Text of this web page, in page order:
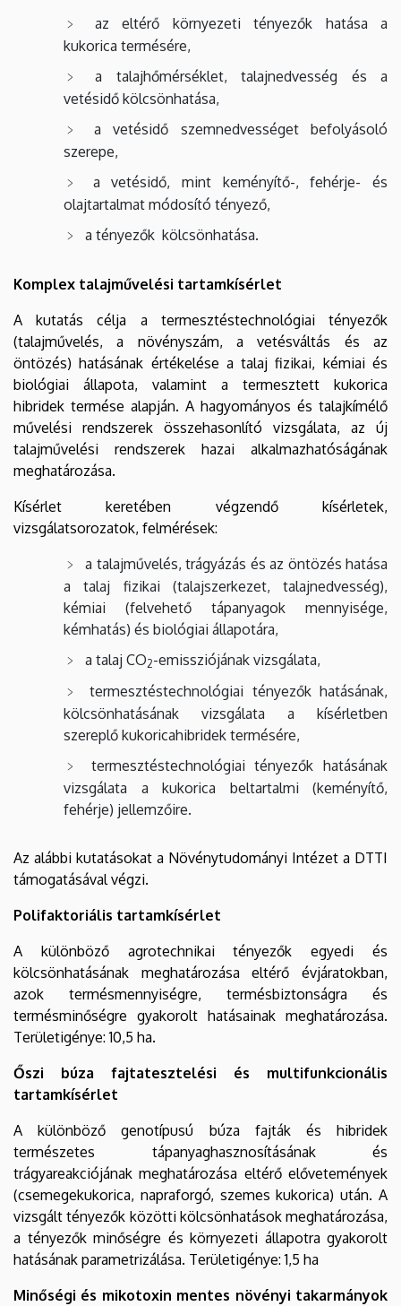
az eltérő környezeti tényezők hatása a
kukorica termésére,
a talajhőmérséklet, talajnedvesség és a
vetésidő kölcsönhatása,
a vetésidő szemnedvességet befolyásoló
szerepe,
a vetésidő, mint keményítő-, fehérje- és
olajtartalmat módosító tényező,
a tényezők kölcsönhatása.
Komplex talajművelési tartamkísérlet
A kutatás célja a termesztéstechnológiai tényezők
(talajművelés, a növényszám, a vetésváltás és az
öntözés) hatásának értékelése a talaj fizikai, kémiai és
biológiai állapota, valamint a termesztett kukorica
hibridek termése alapján. A hagyományos és talajkímélő
művelési rendszerek összehasonlító vizsgálata, az új
talajművelési rendszerek hazai alkalmazhatóságának
meghatározása.
Kísérlet keretében végzendő kísérletek,
vizsgálatsorozatok, felmérések:
a talajművelés, trágyázás és az öntözés hatása
a talaj fizikai (talajszerkezet, talajnedvesség),
kémiai (felvehető tápanyagok mennyisége,
kémhatás) és biológiai állapotára,
a talaj CO2-emissziójának vizsgálata,
termesztéstechnológiai tényezők hatásának,
kölcsönhatásának vizsgálata a kísérletben
szereplő kukoricahibridek termésére,
termesztéstechnológiai tényezők hatásának
vizsgálata a kukorica beltartalmi (keményítő,
fehérje) jellemzőire.
Az alábbi kutatásokat a Növénytudományi Intézet a DTTI
támogatásával végzi.
Polifaktoriális tartamkísérlet
A különböző agrotechnikai tényezők egyedi és
kölcsönhatásának meghatározása eltérő évjáratokban,
azok termésmennyiségre, termésbiztonságra és
termésminőségre gyakorolt hatásainak meghatározása.
Területigénye: 10,5 ha.
Őszi búza fajtatesztelési és multifunkcionális
tartamkísérlet
A különböző genotípusú búza fajták és hibridek
természetes tápanyaghasznosításának és
trágyareakciójának meghatározása eltérő elővetemények
(csemegekukorica, napraforgó, szemes kukorica) után. A
vizsgált tényezők közötti kölcsönhatások meghatározása,
a tényezők minőségre és környezeti állapotra gyakorolt
hatásának parametrizálása. Területigénye: 1,5 ha
Minőségi és mikotoxin mentes növényi takarmányok